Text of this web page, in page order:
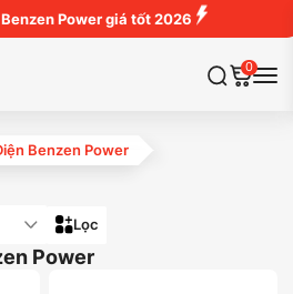
Power giá tốt 2026
0
Benzen Power
Power
Lọc